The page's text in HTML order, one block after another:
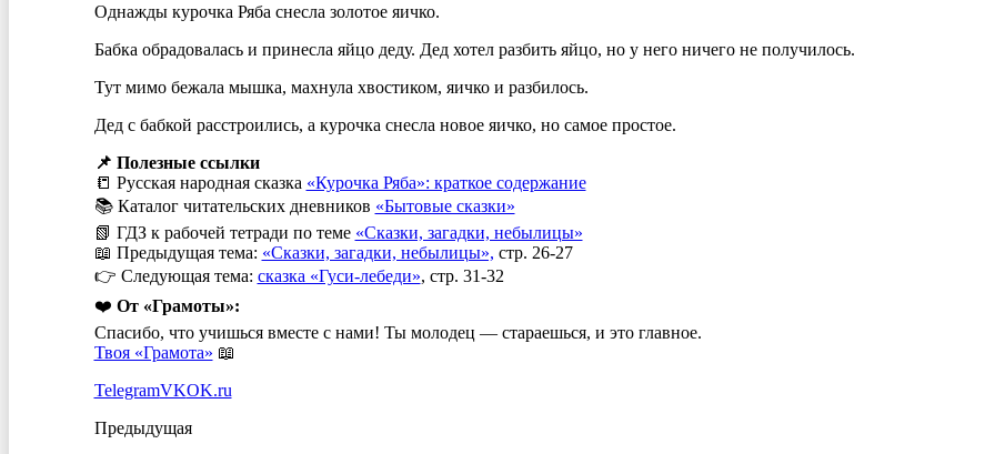
Однажды курочка Ряба снесла золотое яичко.
Бабка обрадовалась и принесла яйцо деду. Дед хотел разбить яйцо, но у него ничего не получилось.
Тут мимо бежала мышка, махнула хвостиком, яичко и разбилось.
Дед с бабкой расстроились, а курочка снесла новое яичко, но самое простое.
📌 Полезные ссылки
📒 Русская народная сказка «Курочка Ряба»: краткое содержание
📚 Каталог читательских дневников «Бытовые сказки»
📗 ГДЗ к рабочей тетради по теме «Сказки, загадки, небылицы»
📖 Предыдущая тема: «Сказки, загадки, небылицы», стр. 26-27
👉 Следующая тема: сказка «Гуси-лебеди», стр. 31-32
❤️ От «Грамоты»:
Спасибо, что учишься вместе с нами! Ты молодец — стараешься, и это главное.
Твоя «Грамота» 📖
TelegramVKOK.ru
Предыдущая